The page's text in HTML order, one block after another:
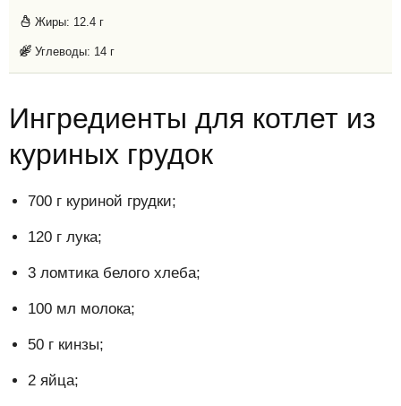
Жиры: 12.4 г
Углеводы: 14 г
Ингредиенты для котлет из
куриных грудок
700 г куриной грудки;
120 г лука;
3 ломтика белого хлеба;
100 мл молока;
50 г кинзы;
2 яйца;